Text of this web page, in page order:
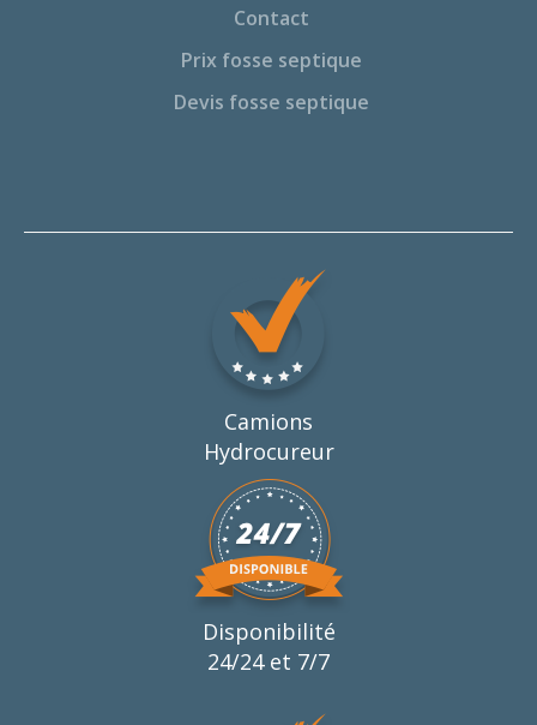
Contact
Prix fosse septique
Devis fosse septique
Camions
Hydrocureur
Disponibilité
24/24 et 7/7